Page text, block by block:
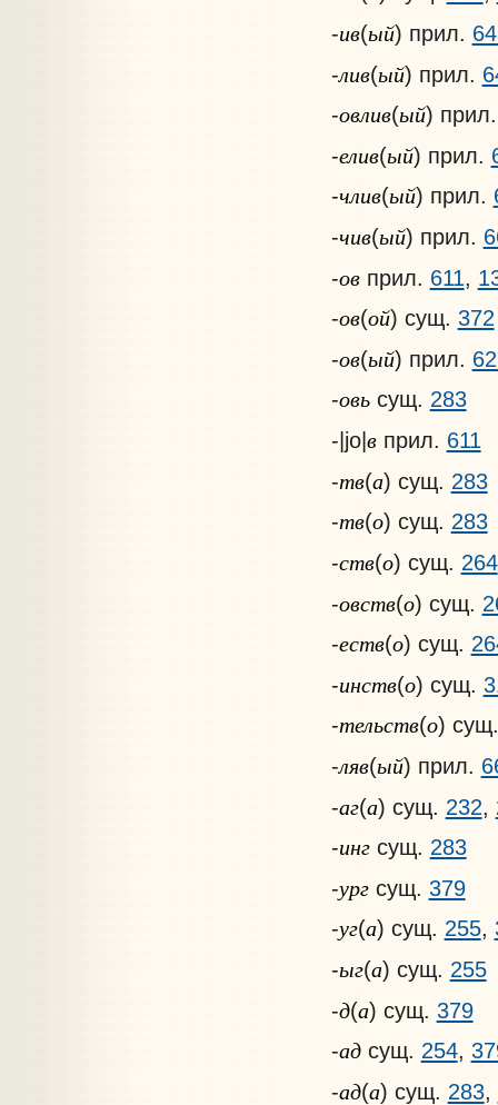
-ив(ый) прил.
-лив(ый) прил.
-овлив(ый)
-елив(ый) прил.
-члив(ый) прил.
-чив(ый) прил.
-овприл. 611,
-ов(ой) сущ. 372
-ов(ый) прил.
-овьсущ. 283
-|jo|вприл. 611
-тв(а) сущ. 283
-тв(о) сущ. 283
-ств(о) сущ. 264
-овств(о) сущ.
-еств(о) сущ.
-инств(о) сущ.
-тельств(о)
-ляв(ый) прил.
-аг(а) сущ. 232
-ингсущ. 283
-ургсущ. 379
-уг(а) сущ. 255,
-ыг(а) сущ. 255
-д(а) сущ. 379
-адсущ. 254,
-ад(а) сущ. 283,